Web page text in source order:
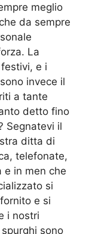
meglio
da sempre
La
e i
invece il
a tante
detto fino
Segnatevi il
ditta di
telefonate,
e in men che
si
e si
i nostri
sono